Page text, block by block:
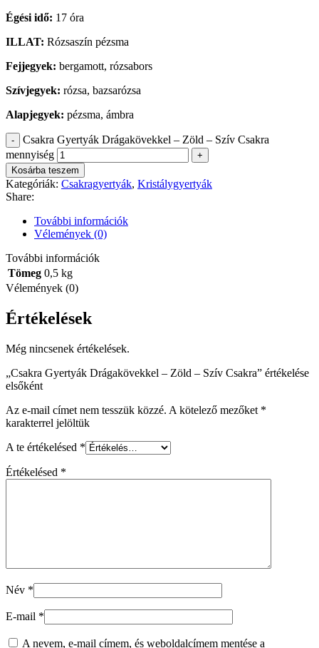
Égési idő: 17 óra
ILLAT: Rózsaszín pézsma
Fejjegyek: bergamott, rózsabors
Szívjegyek: rózsa, bazsarózsa
Alapjegyek: pézsma, ámbra
Csakra Gyertyák Drágakövekkel – Zöld – Szív Csakra
mennyiség
Kosárba teszem
Kategóriák: Csakragyertyák, Kristálygyertyák
Share:
További információk
Vélemények (0)
További információk
Tömeg 0,5 kg
Vélemények (0)
Értékelések
Még nincsenek értékelések.
„Csakra Gyertyák Drágakövekkel – Zöld – Szív Csakra” értékelése
elsőként
Az e-mail címet nem tesszük közzé. A kötelező mezőket *
karakterrel jelöltük
A te értékelésed *
Értékelésed *
Név *
E-mail *
A nevem, e-mail címem, és weboldalcímem mentése a